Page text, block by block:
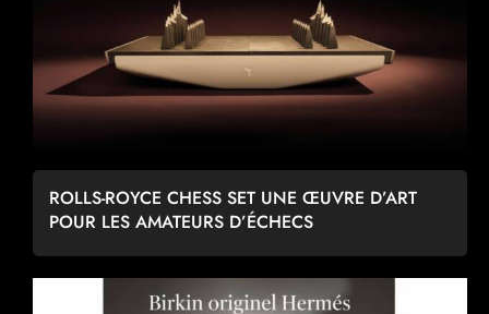
ROLLS-ROYCE CHESS SET UNE ŒUVRE D’ART
POUR LES AMATEURS D’ÉCHECS